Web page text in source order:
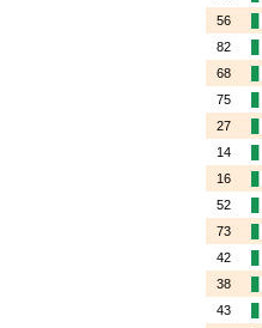
56
82
68
75
27
14
16
52
73
42
38
43